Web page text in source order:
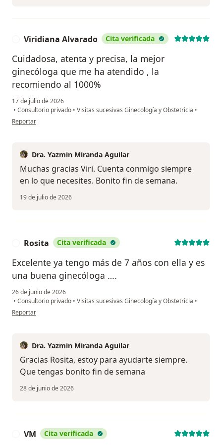
Viridiana Alvarado Cita verificada
Cuidadosa, atenta y precisa, la mejor
ginecóloga que me ha atendido , la
recomiendo al 1000%
17 de julio de 2026
• Consultorio privado • Visitas sucesivas Ginecología y Obstetricia •
en opinión del usuario Viridiana Alvarado
Reportar
Dra. Yazmin Miranda Aguilar
Muchas gracias Viri. Cuenta conmigo siempre
en lo que necesites. Bonito fin de semana.
19 de julio de 2026
Rosita Cita verificada
Excelente ya tengo más de 7 años con ella y es
una buena ginecóloga ….
26 de junio de 2026
• Consultorio privado • Visitas sucesivas Ginecología y Obstetricia •
en opinión del usuario Rosita
Reportar
Dra. Yazmin Miranda Aguilar
Gracias Rosita, estoy para ayudarte siempre.
Que tengas bonito fin de semana
28 de junio de 2026
VM Cita verificada